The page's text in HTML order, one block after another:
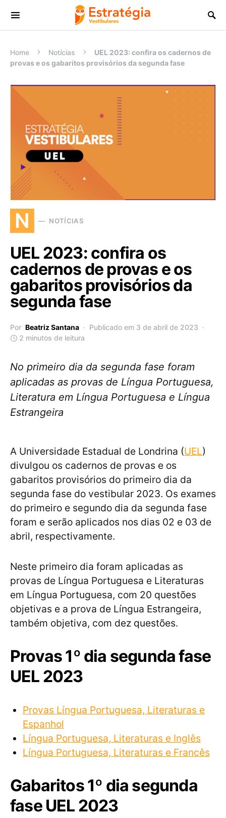
Procurar:
Home Notícias
UEL 2023: confira os cadernos de
provas e os gabaritos provisórios da segunda fase
N NOTÍCIAS
UEL 2023: confira os
cadernos de provas e os
gabaritos provisórios da
segunda fase
Por Beatriz Santana
Publicado em 3 de abril de 2023
2 minutos de leitura
No primeiro dia da segunda fase foram
aplicadas as provas de Língua Portuguesa,
Literatura em Língua Portuguesa e Língua
Estrangeira
A Universidade Estadual de Londrina (UEL)
divulgou os cadernos de provas e os
gabaritos provisórios do primeiro dia da
segunda fase do vestibular 2023. Os exames
do primeiro e segundo dia da segunda fase
foram e serão aplicados nos dias 02 e 03 de
abril, respectivamente.
Neste primeiro dia foram aplicadas as
provas de Língua Portuguesa e Literaturas
em Língua Portuguesa, com 20 questões
objetivas e a prova de Língua Estrangeira,
também objetiva, com dez questões.
Provas 1º dia segunda fase
UEL 2023
Provas Língua Portuguesa, Literaturas e
Espanhol
Língua Portuguesa, Literaturas e Inglês
Língua Portuguesa, Literaturas e Francês
Gabaritos 1º dia segunda
fase UEL 2023